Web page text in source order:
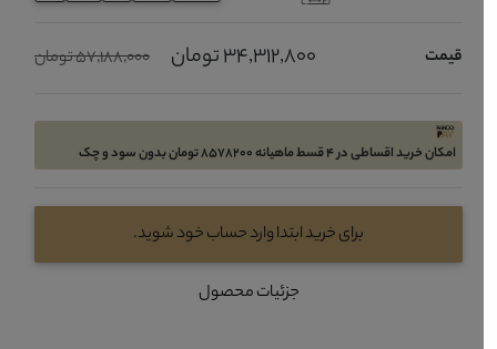
قیمت 34,312,800 تومان 57,188,000 تومان
امکان خرید اقساطی در 4 قسط ماهیانه 8578200 تومان بدون سود و چک
برای خرید ابتدا وارد حساب خود شوید.
جزئیات محصول